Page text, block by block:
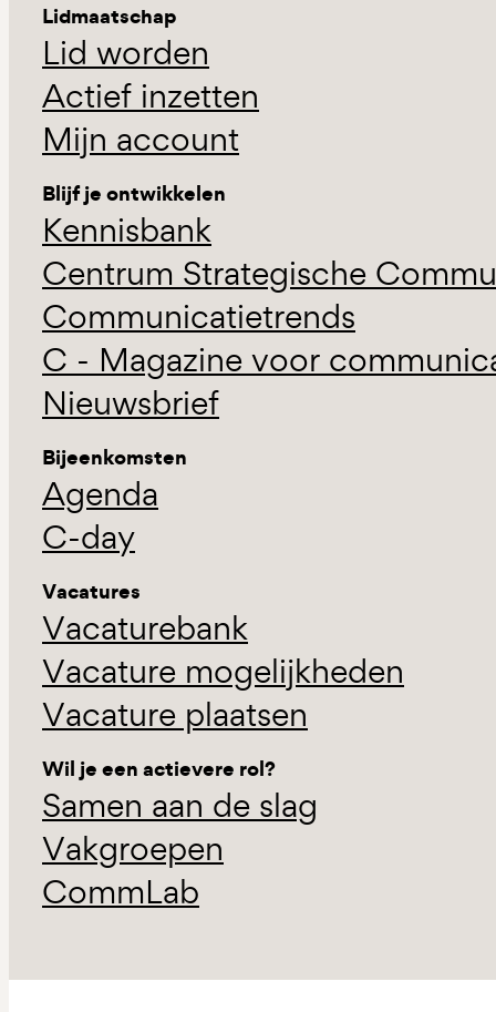
Lidmaatschap
Lid worden
Actief inzetten
Mijn account
Blijf je ontwikkelen
Kennisbank
Centrum Strategische
Communicatietrends
C - Magazine voor
Nieuwsbrief
Bijeenkomsten
Agenda
C-day
Vacatures
Vacaturebank
Vacature mogelijkheden
Vacature plaatsen
Wil je een actievere rol?
Samen aan de slag
Vakgroepen
CommLab